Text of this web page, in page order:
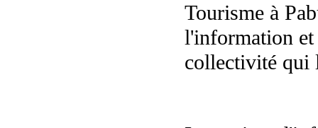
Tourisme à
l'information
collectivité qui